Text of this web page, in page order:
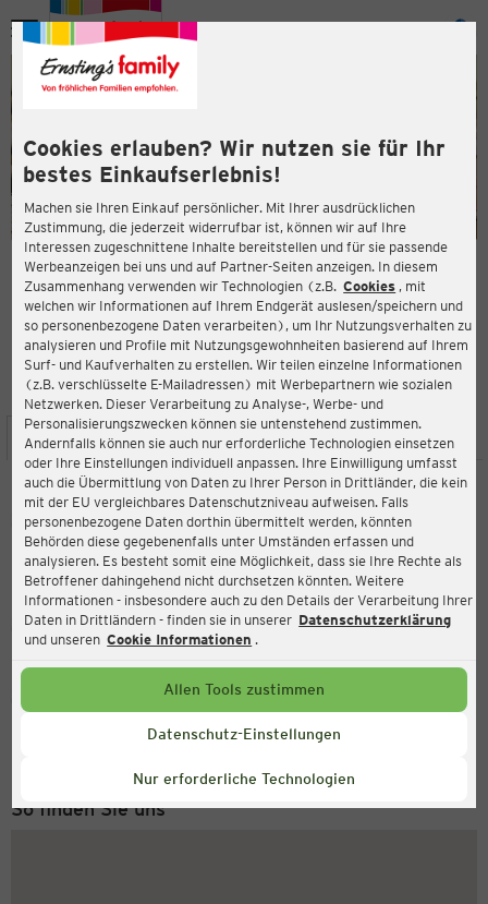
Cookies erlauben? Wir nutzen sie für Ihr
bestes Einkaufserlebnis!
Machen sie Ihren Einkauf persönlicher. Mit Ihrer ausdrücklichen
Zustimmung, die jederzeit widerrufbar ist, können wir auf Ihre
Interessen zugeschnittene Inhalte bereitstellen und für sie passende
Werbeanzeigen bei uns und auf Partner-Seiten anzeigen. In diesem
Zusammenhang verwenden wir Technologien (z.B. Cookies , mit
welchen wir Informationen auf Ihrem Endgerät auslesen/speichern und
so personenbezogene Daten verarbeiten), um Ihr Nutzungsverhalten zu
analysieren und Profile mit Nutzungsgewohnheiten basierend auf Ihrem
Surf- und Kaufverhalten zu erstellen. Wir teilen einzelne Informationen
(z.B. verschlüsselte E-Mailadressen) mit Werbepartnern wie sozialen
Netzwerken. Dieser Verarbeitung zu Analyse-, Werbe- und
Personalisierungszwecken können sie untenstehend zustimmen.
Andernfalls können sie auch nur erforderliche Technologien einsetzen
oder Ihre Einstellungen individuell anpassen. Ihre Einwilligung umfasst
auch die Übermittlung von Daten zu Ihrer Person in Drittländer, die kein
mit der EU vergleichbares Datenschutzniveau aufweisen. Falls
personenbezogene Daten dorthin übermittelt werden, könnten
Behörden diese gegebenenfalls unter Umständen erfassen und
analysieren. Es besteht somit eine Möglichkeit, dass sie Ihre Rechte als
Betroffener dahingehend nicht durchsetzen könnten. Weitere
Informationen - insbesondere auch zu den Details der Verarbeitung Ihrer
Daten in Drittländern - finden sie in unserer Datenschutzerklärung
und unseren Cookie Informationen .
Allen Tools zustimmen
Datenschutz-Einstellungen
Nur erforderliche Technologien
Menü
ERNSTING'S FAMILY FILIALE
Antwerpener Str. 4
41812 Erkelenz
4,0
Bewertung:
STANDORT SERVICES SORTIMENT AKTIONEN
Ernsting's family
Antwerpener Str. 4, 41812 Erkelenz
Aktuell:
Geschlossen
Service Hotline
+43 (0) 1 2675 502
So finden Sie uns